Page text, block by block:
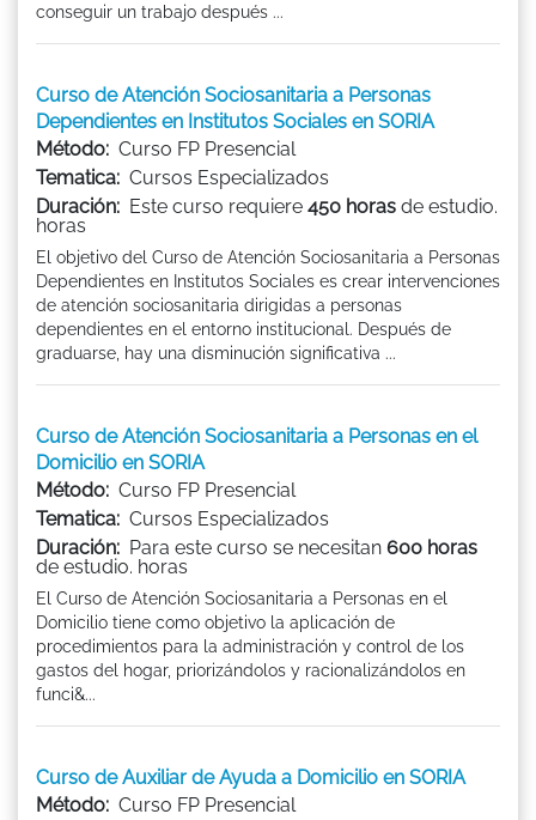
conseguir un trabajo después ...
Curso de Atención Sociosanitaria a Personas
Dependientes en Institutos Sociales en SORIA
Método: Curso FP Presencial
Tematica: Cursos Especializados
Duración: Este curso requiere 450 horas de estudio.
horas
El objetivo del Curso de Atención Sociosanitaria a Personas
Dependientes en Institutos Sociales es crear intervenciones
de atención sociosanitaria dirigidas a personas
dependientes en el entorno institucional. Después de
graduarse, hay una disminución significativa ...
Curso de Atención Sociosanitaria a Personas en el
Domicilio en SORIA
Método: Curso FP Presencial
Tematica: Cursos Especializados
Duración: Para este curso se necesitan 600 horas
de estudio. horas
El Curso de Atención Sociosanitaria a Personas en el
Domicilio tiene como objetivo la aplicación de
procedimientos para la administración y control de los
gastos del hogar, priorizándolos y racionalizándolos en
funci&...
Curso de Auxiliar de Ayuda a Domicilio en SORIA
Método: Curso FP Presencial